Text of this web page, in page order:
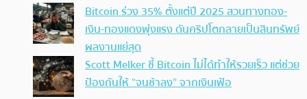
Bitcoin ร่วง 35% ตั้งแต่ปี 2025 สวนทางทอง-
เงิน-ทองแดงพุ่งแรง ดันคริปโตกลายเป็นสินทรัพย์
ผลงานแย่สุด
Scott Melker ชี้ Bitcoin ไม่ได้ทำให้รวยเร็ว แต่ช่วย
ป้องกันให้ “จนช้าลง” จากเงินเฟ้อ